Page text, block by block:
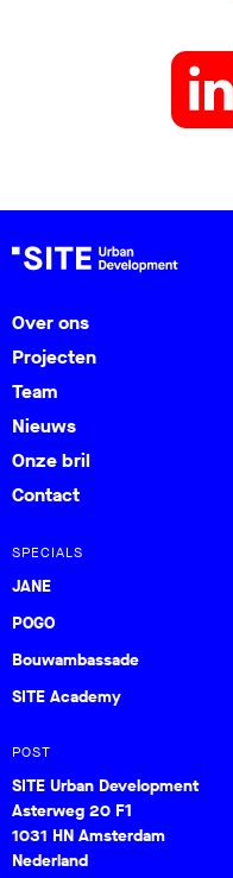
Over ons
Projecten
Team
Nieuws
Onze bril
Contact
SPECIALS
JANE
POGO
Bouwambassade
SITE Academy
POST
SITE Urban Development
Asterweg 20 F1
1031 HN Amsterdam
Nederland